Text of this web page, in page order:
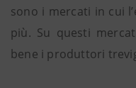
sono i mercati in cui
più. Su questi
bene i produttori